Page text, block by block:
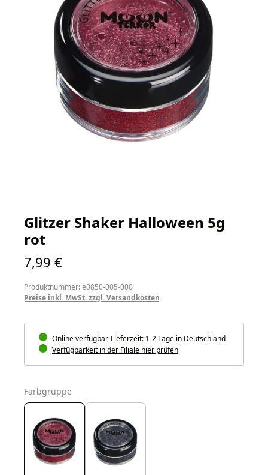
Glitzer Shaker Halloween 5g
rot
Regulärer Preis:
7,99 €
Produktnummer: e0850-005-000
Preise inkl. MwSt. zzgl. Versandkosten
Online verfügbar, Lieferzeit: 1-2 Tage in Deutschland
Verfügbarkeit in der Filiale hier prüfen
Farbgruppe